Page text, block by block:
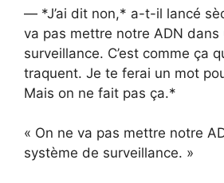
— *J’ai dit non,* a-t-il lancé
va pas mettre notre ADN dans
surveillance. C’est comme ça
traquent. Je te ferai un mot
Mais on ne fait pas ça.*
« On ne va pas mettre notre
système de surveillance. »